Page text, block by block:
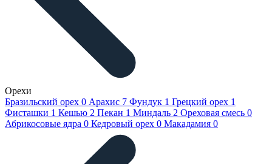
Орехи
Бразильский орех 0 Арахис 7 Фундук 1 Грецкий орех 1
Фисташки 1 Кешью 2 Пекан 1 Миндаль 2 Ореховая смесь 0
Абрикосовые ядра 0 Кедровый орех 0 Макадамия 0